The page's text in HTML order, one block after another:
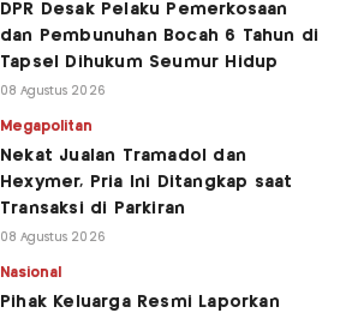
DPR Desak Pelaku Pemerkosaan
dan Pembunuhan Bocah 6 Tahun di
Tapsel Dihukum Seumur Hidup
08 Agustus 2026
Megapolitan
Nekat Jualan Tramadol dan
Hexymer, Pria Ini Ditangkap saat
Transaksi di Parkiran
08 Agustus 2026
Nasional
Pihak Keluarga Resmi Laporkan